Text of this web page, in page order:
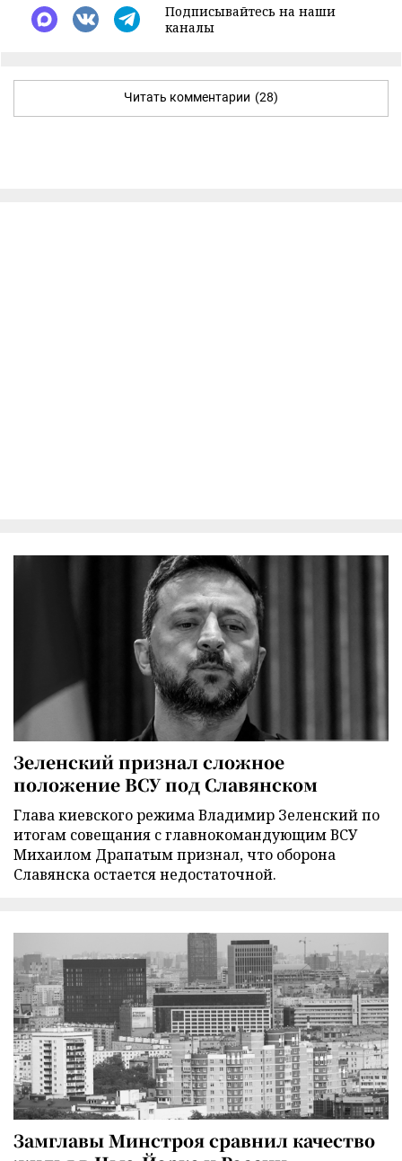
Подписывайтесь на наши
каналы
Читать комментарии (28)
Зеленский признал сложное
положение ВСУ под Славянском
Глава киевского режима Владимир Зеленский по
итогам совещания с главнокомандующим ВСУ
Михаилом Драпатым признал, что оборона
Славянска остается недостаточной.
Замглавы Минстроя сравнил качество